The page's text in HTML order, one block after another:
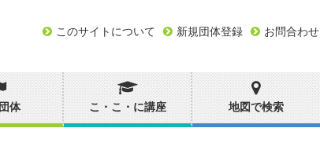
このサイトについて 新規団体登録
お問合わせ
体 こ・こ・に講座 地図で検索